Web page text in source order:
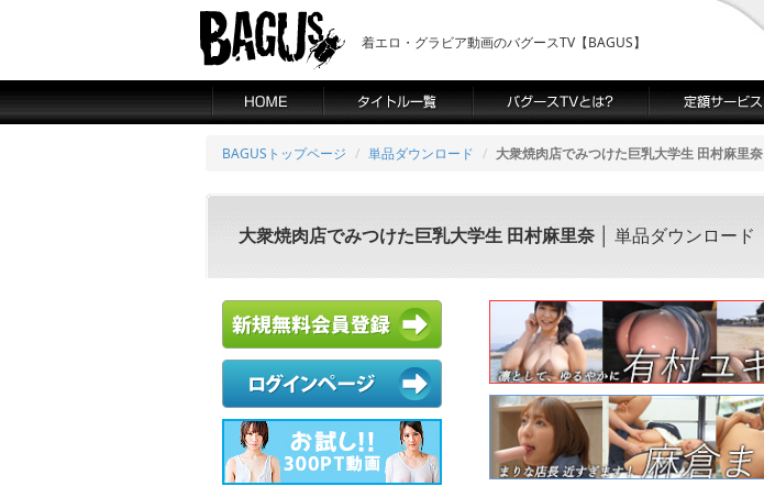
着エロ・グラビア動画のバグースTV【BAGUS】
BAGUSトップページ 単品ダウンロード 大衆焼肉店でみつけた巨乳大学生 田村麻里奈
大衆焼肉店でみつけた巨乳大学生 田村麻里奈 │ 単品ダウンロード